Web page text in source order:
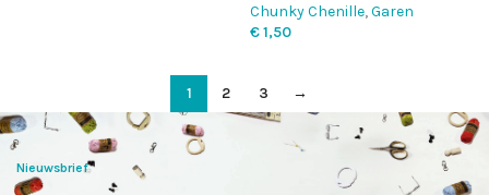
Chunky Chenille,Garen
€1,50
1 2 3 →
Nieuwsbrief